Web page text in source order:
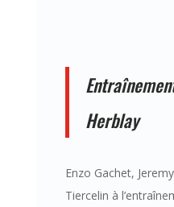
Herblay
Enzo Gachet,
Tiercelin à